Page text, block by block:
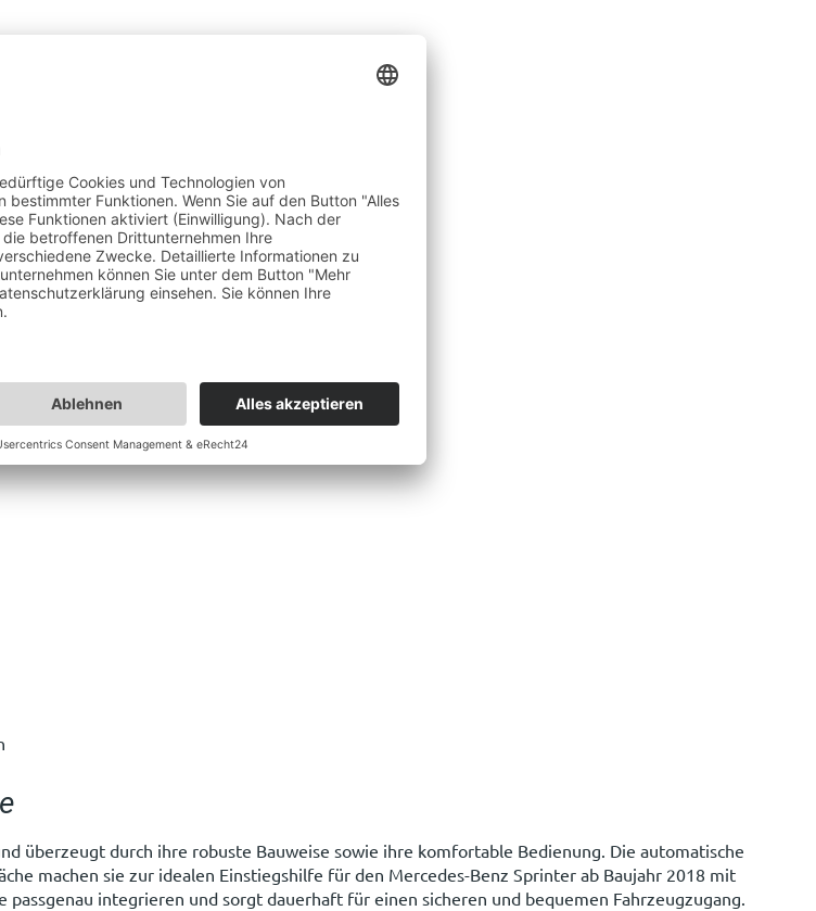
überzeugt durch ihre robuste Bauweise sowie ihre komfortable Bedienung. Die automatische
machen sie zur idealen Einstiegshilfe für den Mercedes-Benz Sprinter ab Baujahr 2018 mit
integrieren und sorgt dauerhaft für einen sicheren und bequemen Fahrzeugzugang.